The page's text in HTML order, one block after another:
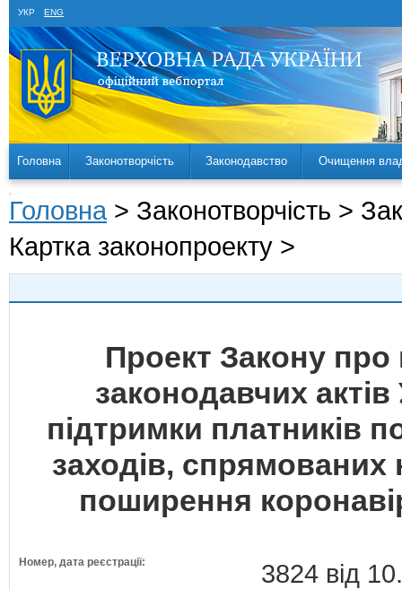
УКР ENG
Головна Законотворчість Законодавство Очищення
Головна > Законотворчість >
Картка законопроекту >
Проект Закону про
законодавчих
підтримки платників
заходів, спрямованих
поширення
Номер, дата реєстрації: 3824 від